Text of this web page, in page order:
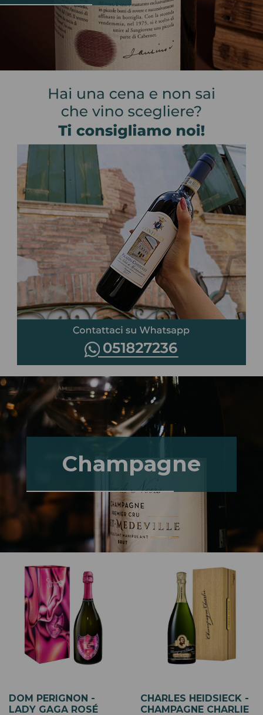
Champagne
DOM PERIGNON -
LADY GAGA ROSÉ
CHARLES HEIDSIECK -
CHAMPAGNE CHARLIE